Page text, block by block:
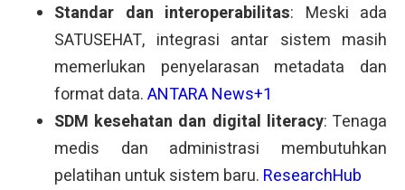
Standar dan interoperabilitas: Meski ada
SATUSEHAT, integrasi antar sistem masih
memerlukan penyelarasan metadata dan
format data.ANTARA News+1
SDM kesehatan dan digital literacy: Tenaga
medis dan administrasi membutuhkan
pelatihan untuk sistem baru. ResearchHub